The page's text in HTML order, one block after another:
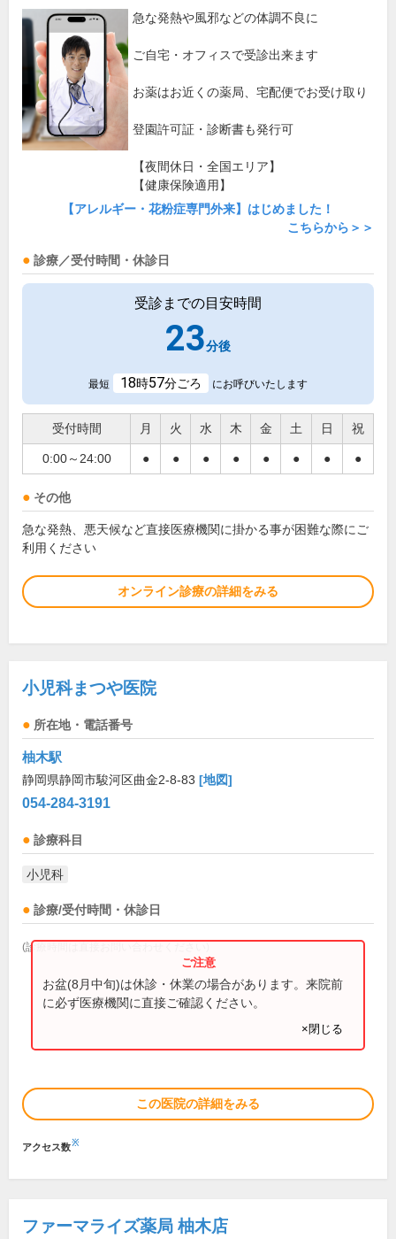
急な発熱や風邪などの体調不良に
ご自宅・オフィスで受診出来ます
お薬はお近くの薬局、宅配便でお受け取り
登園許可証・診断書も発行可
【夜間休日・全国エリア】
【健康保険適用】
【アレルギー・花粉症専門外来】はじめました！
こちらから＞＞
診療／受付時間・休診日
受診までの目安時間
23分後
最短 18時57分ごろ にお呼びいたします
受付時間 月 火 水 木 金 土 日 祝
0:00～24:00 ● ● ● ● ● ● ● ●
その他
急な発熱、悪天候など直接医療機関に掛かる事が困難な際にご
利用ください
オンライン診療の詳細をみる
小児科まつや医院
所在地・電話番号
柚木駅
静岡県静岡市駿河区曲金2-8-83 [地図]
054-284-3191
診療科目
小児科
診療/受付時間・休診日
(診療時間は直接お問い合わせください)
お盆(8月中旬)は休診・休業の場合があります。来院前
に必ず医療機関に直接ご確認ください。
×閉じる
この医院の詳細をみる
アクセス数※
ファーマライズ薬局 柚木店